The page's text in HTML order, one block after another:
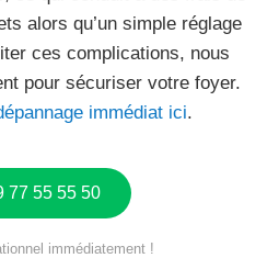
alors qu’un simple réglage
ces complications, nous
pour sécuriser votre foyer.
immédiat ici.
77 55 55 50
immédiatement !